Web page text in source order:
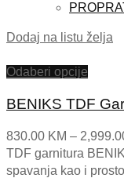
Dodaj na listu želja
Odaberi opcije
BENIKS TDF
830.00 KM –
TDF garnitura
spavanja kao i